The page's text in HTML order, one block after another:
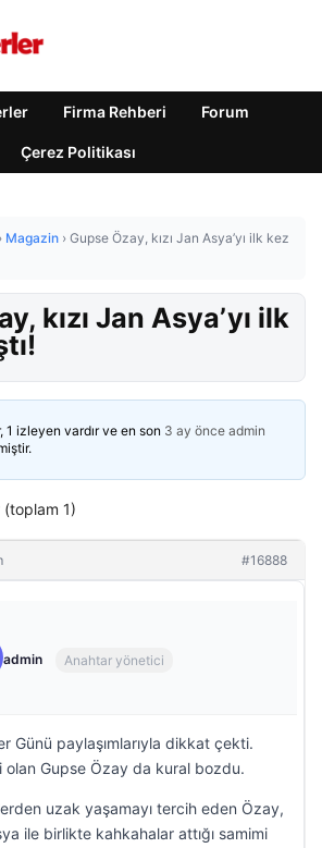
Firma Rehberi Forum
Çerez Politikası
› Magazin › Gupse Özay, kızı Jan Asya’yı ilk kez
kızı Jan Asya’yı ilk
1 izleyen vardır ve en son 3 ay önce admin
(toplam 1)
#16888
admin Anahtar yönetici
Günü paylaşımlarıyla dikkat çekti.
olan Gupse Özay da kural bozdu.
uzak yaşamayı tercih eden Özay,
ile birlikte kahkahalar attığı samimi